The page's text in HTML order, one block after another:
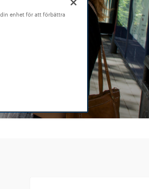
enhet för att förbättra